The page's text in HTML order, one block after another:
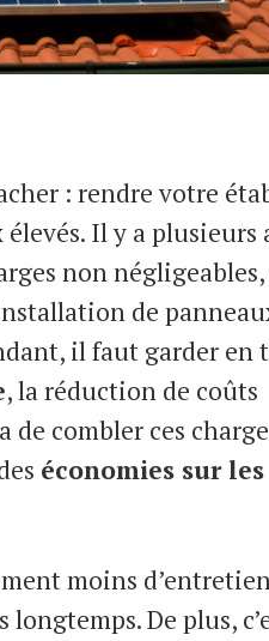
: rendre votre
Il y a plusieurs
non
de
il faut garder en
, la réduction de coûts
combler ces
économies sur
moins
De plus,